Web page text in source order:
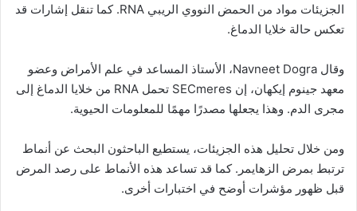
الجزيئات مواد من الحمض النووي الريبي RNA. كما تنقل إشارات قد
تعكس حالة خلايا الدماغ.
وقال Navneet Dogra، الأستاذ المساعد في علم الأمراض وعضو
معهد جينوم إيكهان، إن SECmeres تحمل RNA من خلايا الدماغ إلى
مجرى الدم. وهذا يجعلها مصدرًا مهمًا للمعلومات الحيوية.
ومن خلال تحليل هذه الجزيئات، يستطيع الباحثون البحث عن أنماط
ترتبط بمرض الزهايمر. كما قد تساعد هذه الأنماط على رصد المرض
قبل ظهور مؤشرات أوضح في اختبارات أخرى.